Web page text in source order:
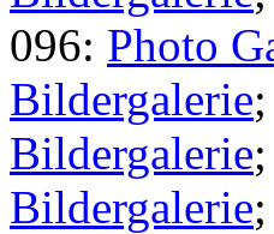
096: Photo
Bildergalerie
Bildergalerie
Bildergalerie